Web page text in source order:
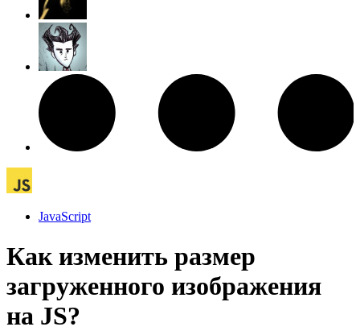
JavaScript
Как изменить размер
загруженного изображения
на JS?